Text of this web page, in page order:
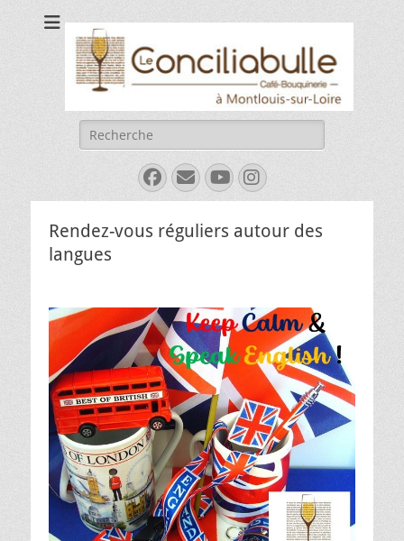
Café-bouquinerie à Montlouis-sur-Loire
Rechercher :
Facebook
E-
mail
YouTube
Instagram
Rendez-vous réguliers autour des
langues